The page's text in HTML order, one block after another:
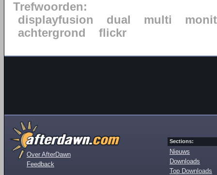
Trefwoorden:
displayfusion
dual multi
achtergrond
flickr
Over AfterDawn
Feedback
Sections:
Nieuws
Downloads
Top Downloads